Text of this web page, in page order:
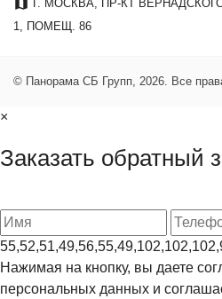
Г. МОСКВА, ПР-КТ
1, ПОМЕЩ. 86
© Панорама СБ Групп, 2026. Все
×
Заказать обратный
Нажимая на кнопку, вы даете
персональных данных и